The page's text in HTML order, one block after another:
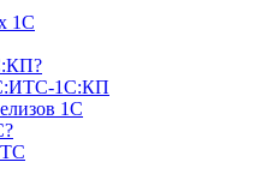
1С
1С:КП
1С